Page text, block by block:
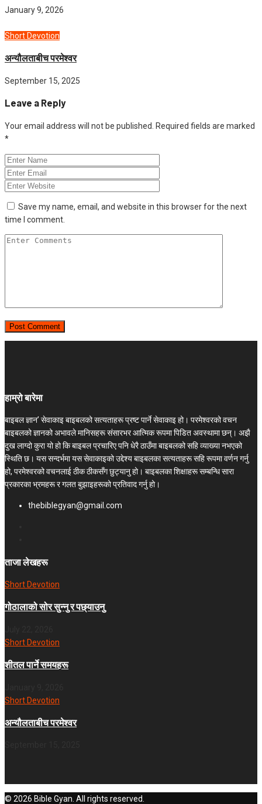
January 9, 2026
Short Devotion
अन्यौलताबीच परमेश्‍वर
September 15, 2025
Leave a Reply
Your email address will not be published. Required fields are marked
*
Save my name, email, and website in this browser for the next
time I comment.
हाम्रो बारेमा
बाइबल ज्ञान’ सेवाकाइ बाइबलको सत्यताहरू प्रष्ट पार्ने सेवाकाइ हो। परमेश्‍वरको वचन
बाइबलको ज्ञानको अभावले मानिसहरू संसारभर आत्मिक रूपमा पिडित अवस्थामा छन्। अझै
दुख लाग्दो कुरा यो हो कि बाइबल प्रचारिए पनि धेरै ठाउँमा बाइबलको सहि व्याख्या नभएको
स्थिति छ। यस सन्दर्भमा यस सेवाकाइको उद्देश्य बाइबलका सत्यताहरू सहि रूपमा वर्णन गर्नु
हो, परमेश्वरको वचनलाई ठीक ठीकसँग छुट्यानु हो। बाइबलका शिक्षाहरू सम्बन्धि सारा
प्रकारका भ्रमहरू र गलत बुझाइहरूको प्रतिवाद गर्नु हो।
thebiblegyan@gmail.com
ताजा लेखहरू
Short Devotion
गोठालाको सोर सुन्नु र पछ्याउनु
Short Devotion
शीतल पार्ने समयहरू
Short Devotion
अन्यौलताबीच परमेश्‍वर
© 2026 Bible Gyan. All rights reserved.